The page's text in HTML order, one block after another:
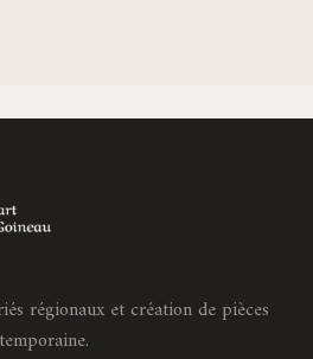
régionaux et création de pièces